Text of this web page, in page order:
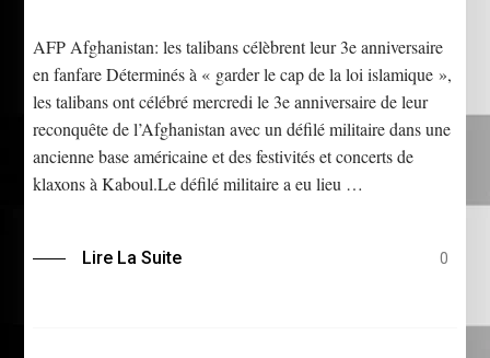
AFP Afghanistan: les talibans célèbrent leur 3e anniversaire
en fanfare Déterminés à « garder le cap de la loi islamique »,
les talibans ont célébré mercredi le 3e anniversaire de leur
reconquête de l’Afghanistan avec un défilé militaire dans une
ancienne base américaine et des festivités et concerts de
klaxons à Kaboul.Le défilé militaire a eu lieu …
Lire La Suite 0